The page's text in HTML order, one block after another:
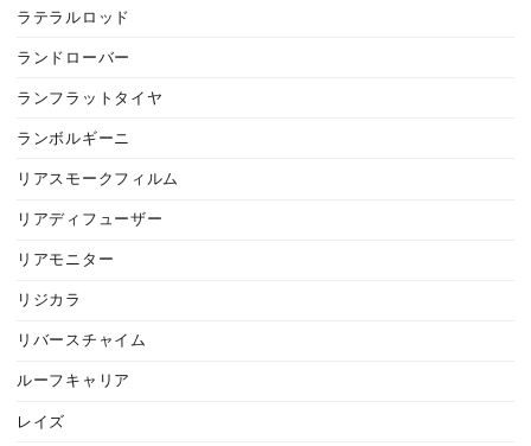
ラテラルロッド
ランドローバー
ランフラットタイヤ
ランボルギーニ
リアスモークフィルム
リアディフューザー
リアモニター
リジカラ
リバースチャイム
ルーフキャリア
レイズ